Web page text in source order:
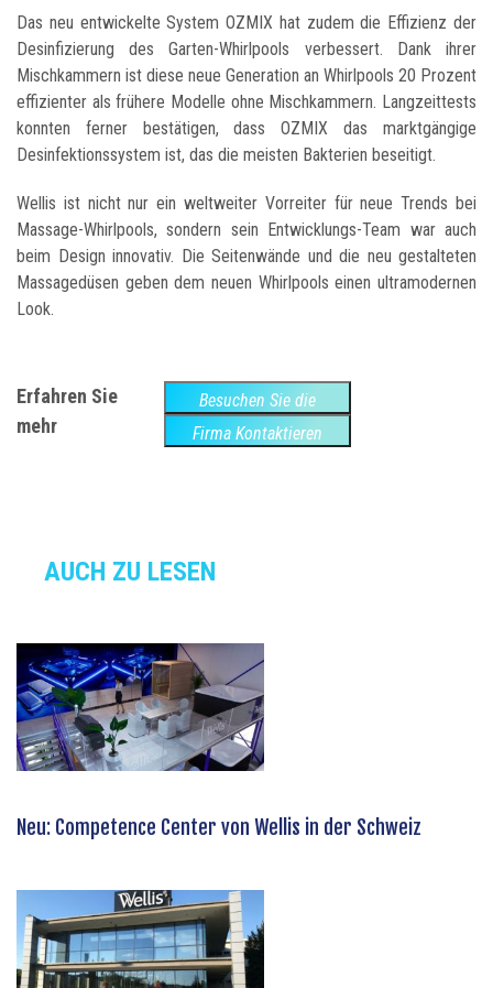
Das neu entwickelte System OZMIX hat zudem die Effizienz der
Desinfizierung des Garten-Whirlpools verbessert. Dank ihrer
Mischkammern ist diese neue Generation an Whirlpools 20 Prozent
effizienter als frühere Modelle ohne Mischkammern. Langzeittests
konnten ferner bestätigen, dass OZMIX das marktgängige
Desinfektionssystem ist, das die meisten Bakterien beseitigt.
Wellis ist nicht nur ein weltweiter Vorreiter für neue Trends bei
Massage-Whirlpools, sondern sein Entwicklungs-Team war auch
beim Design innovativ. Die Seitenwände und die neu gestalteten
Massagedüsen geben dem neuen Whirlpools einen ultramodernen
Look.
Erfahren Sie
mehr
Besuchen Sie die
Website
Firma Kontaktieren
AUCH ZU LESEN
Neu: Competence Center von Wellis in der Schweiz